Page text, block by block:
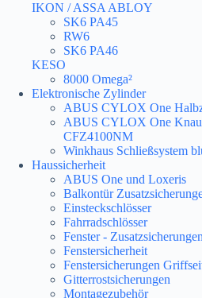
IKON / ASSA ABLOY
SK6 PA45
RW6
SK6 PA46
KESO
8000 Omega²
Elektronische Zylinder
ABUS CYLOX One
ABUS CYLOX One
CFZ4100NM
Winkhaus Schließsystem
Haussicherheit
ABUS One und Loxeris
Balkontür
Einsteckschlösser
Fahrradschlösser
Fenster - Zusatzsicherungen
Fenstersicherheit
Fenstersicherungen
Gitterrostsicherungen
Montagezubehör